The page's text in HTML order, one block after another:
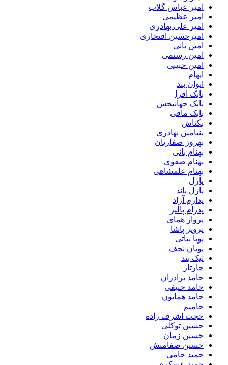
امیر عباس گلاب
امیر عظیمی
امیر علی بهادری
امیرحسین افتخاری
امین بانی
امین رستمی
امین حبیبی
ایهام
ایوان بند
بابک افرا
بابک جهانبخش
بابک مافی
بکتاش
بنیامین بهادری
بهروز صفاریان
بهنام بانی
بهنام صفوی
بهنام علمشاهی
پازل
پازل باند
پدارم آزاد
پدرام پالیز
پرواز همای
پرویز پاشا
پویا بیاتی
پویان نجف
تیک بند
چارتار
حامد برادران
حامد حنیفی
حامد همایون
حامیم
حجت اشرف زاده
حسین توکلی
حسین زمان
حسین صفامنش
حمید حامی